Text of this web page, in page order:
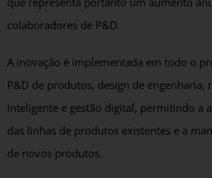
colaboradores de P&D.
A inovação é implementada em todo o
P&D de produtos, design de engenharia,
inteligente e gestão digital, permitindo a
das linhas de produtos existentes e a
de novos produtos.